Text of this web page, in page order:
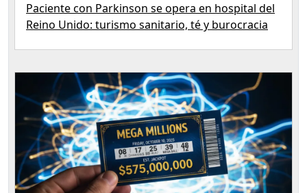
Paciente con Parkinson se opera en hospital del
Reino Unido: turismo sanitario, té y burocracia